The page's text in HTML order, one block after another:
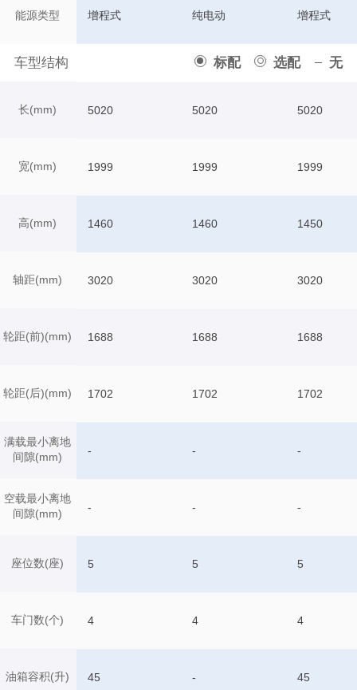
能源类型
车型结构 标配 选配 无
长(mm)
宽(mm)
高(mm)
轴距(mm)
轮距(前)(mm)
轮距(后)(mm)
满载最小离地
间隙(mm)
空载最小离地
间隙(mm)
座位数(座)
车门数(个)
油箱容积(升)
增程式 纯电动 增程式
5020 5020 5020
1999 1999 1999
1460 1460 1450
3020 3020 3020
1688 1688 1688
1702 1702 1702
- - -
- - -
5 5 5
4 4 4
45 - 45